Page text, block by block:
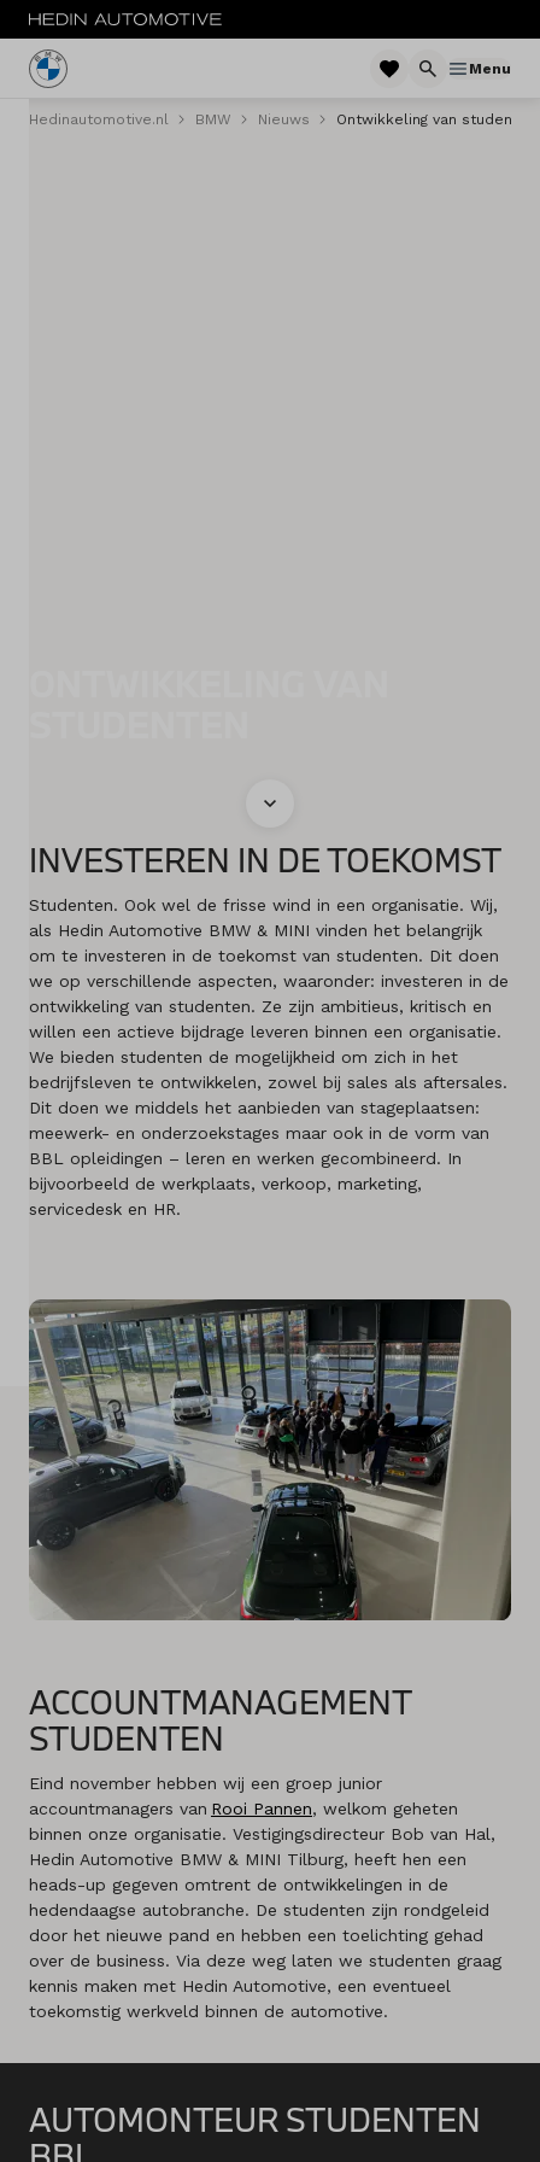
Menu
Menu
Mijn account
Vacatures
Vergelijken
Vestigingen
Merken
Diensten
Land
Nederland
Taal
Nederlands
Hedinautomotive.nl BMW Nieuws Ontwikkeling van studenten
INVESTEREN IN DE TOEKOMST
Studenten. Ook wel de frisse wind in een organisatie. Wij,
als Hedin Automotive BMW & MINI vinden het belangrijk
om te investeren in de toekomst van studenten. Dit doen
we op verschillende aspecten, waaronder: investeren in de
ontwikkeling van studenten. Ze zijn ambitieus, kritisch en
willen een actieve bijdrage leveren binnen een organisatie.
We bieden studenten de mogelijkheid om zich in het
bedrijfsleven te ontwikkelen, zowel bij sales als aftersales.
Dit doen we middels het aanbieden van stageplaatsen:
meewerk- en onderzoekstages maar ook in de vorm van
BBL opleidingen – leren en werken gecombineerd. In
bijvoorbeeld de werkplaats, verkoop, marketing,
servicedesk en HR.
ACCOUNTMANAGEMENT
STUDENTEN
Eind november hebben wij een groep junior
accountmanagers van Rooi Pannen, welkom geheten
binnen onze organisatie. Vestigingsdirecteur Bob van Hal,
Hedin Automotive BMW & MINI Tilburg, heeft hen een
heads-up gegeven omtrent de ontwikkelingen in de
hedendaagse autobranche. De studenten zijn rondgeleid
door het nieuwe pand en hebben een toelichting gehad
over de business. Via deze weg laten we studenten graag
kennis maken met Hedin Automotive, een eventueel
toekomstig werkveld binnen de automotive.
AUTOMONTEUR STUDENTEN